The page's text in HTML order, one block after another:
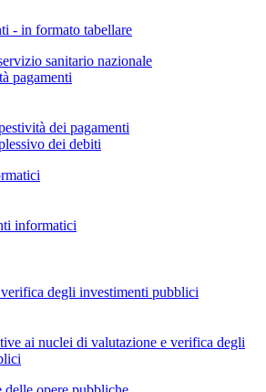
- in formato tabellare
sanitario nazionale
pagamenti
dei pagamenti
dei debiti
informatici
degli investimenti pubblici
ai nuclei di valutazione e verifica degli